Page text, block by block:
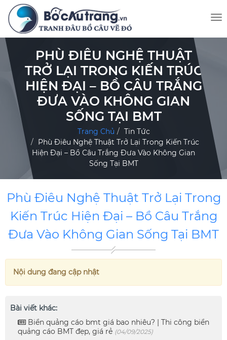
Trang Chủ
Tin Tức
Phù Điêu Nghệ Thuật Trở Lại Trong Kiến Trúc
Hiện Đại – Bồ Câu Trắng Đưa Vào Không Gian
Sống Tại BMT
PHÙ ĐIÊU NGHỆ THUẬT
TRỞ LẠI TRONG KIẾN TRÚC
HIỆN ĐẠI – BỒ CÂU TRẮNG
ĐƯA VÀO KHÔNG GIAN
SỐNG TẠI BMT
Phù Điêu Nghệ Thuật Trở Lại Trong
Kiến Trúc Hiện Đại – Bồ Câu Trắng
Đưa Vào Không Gian Sống Tại BMT
Nội dung đang cập nhật
Bài viết khác:
Biển quảng cáo bmt giá bao nhiêu? | Thi công biển
quảng cáo BMT đẹp, giá rẻ (04/09/2025)